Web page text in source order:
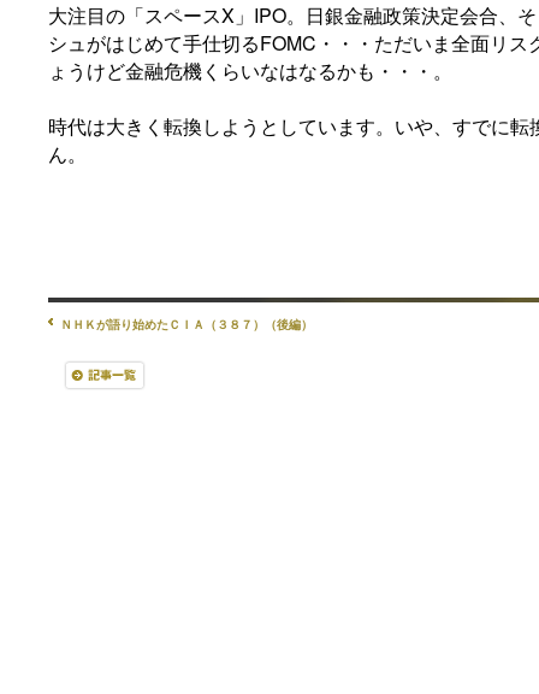
大注目の「スペースX」IPO。日銀金融政策決定会合、
シュがはじめて手仕切るFOMC・・・ただいま全面リ
ょうけど金融危機くらいなはなるかも・・・。
時代は大きく転換しようとしています。いや、すでに
ん。
ＮＨＫが語り始めたＣＩＡ（３８７）（後編）